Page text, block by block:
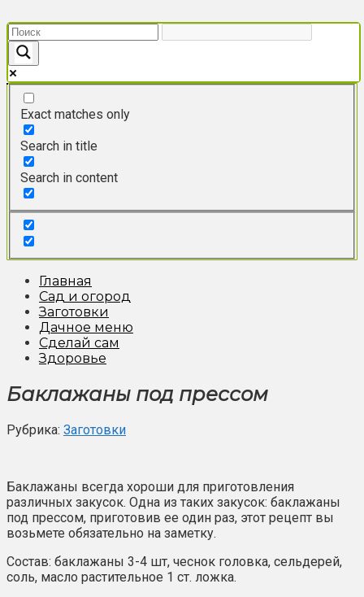
к
контенту
Exact matches only
Search in title
Search in content
Главная
Сад и огород
Заготовки
Дачное меню
Сделай сам
Здоровье
Баклажаны под прессом
Рубрика: Заготовки
Баклажаны всегда хороши для приготовления
различных закусок. Одна из таких закусок: баклажаны
под прессом, приготовив ее один раз, этот рецепт вы
возьмете обязательно на заметку.
Состав: баклажаны 3-4 шт, чеснок головка, сельдерей,
соль, масло растительное 1 ст. ложка.